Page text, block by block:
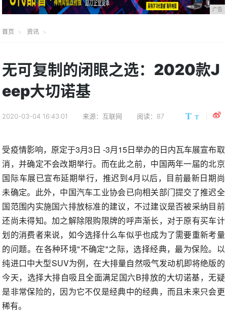
广告
首页 资讯
无可复制的闭眼之选：2020款J
eep大切诺基
2020-03-04 16:43:01 来源：互联网 阅读：87
受疫情影响，原定于3月3日 -3月15日举办的日内瓦车展宣布取
消，并确定不会改期举行。而在此之前，中国两年一届的北京
国际车展已宣布延期举行，推迟到4月以后，目前最新日期尚
未确定。此外，中国汽车工业协会已向相关部门提交了推迟全
国范围内实施国六排放标准的建议，不过建议是否被采纳目前
还尚未得知。加之解除限购限牌的呼声渐长，对于原有买车计
划的消费者来说，如今选择什么车似乎也成为了需要重新考量
的问题。在各种环境"不确定"之际，选择经典，最为保险。以
纯进口中大型SUV为例，在大排量自然吸气发动机即将绝版的
今天，选择大排自吸且全面满足国六B排放的大切诺基，无疑
是非常保险的，因为它不仅是经典中的经典，而且未来只会更
稀有。